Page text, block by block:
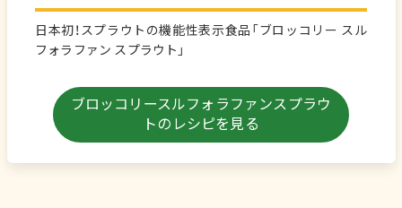
日本初！スプラウトの機能性表示食品「ブロッコリー スル
フォラファン スプラウト」
ブロッコリースルフォラファンスプラウ
ト のレシピを見る